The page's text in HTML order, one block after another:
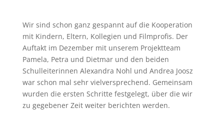
Wir sind schon ganz gespannt auf die Kooperation
mit Kindern, Eltern, Kollegien und Filmprofis. Der
Auftakt im Dezember mit unserem Projektteam
Pamela, Petra und Dietmar und den beiden
Schulleiterinnen Alexandra Nohl und Andrea Joosz
war schon mal sehr vielversprechend. Gemeinsam
wurden die ersten Schritte festgelegt, über die wir
zu gegebener Zeit weiter berichten werden.